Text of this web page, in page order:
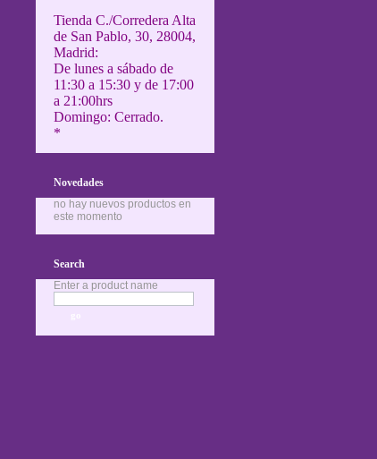
Tienda C./Corredera Alta
de San Pablo, 30, 28004,
Madrid:
De lunes a sábado de
11:30 a 15:30 y de 17:00
a 21:00hrs
Domingo: Cerrado.
*
Novedades
no hay nuevos productos en
este momento
Search
Enter a product name